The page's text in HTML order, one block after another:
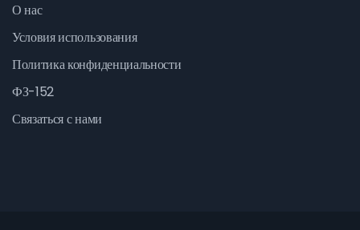
О нас
Условия использования
Политика конфиденциальности
ФЗ-152
Связаться с нами